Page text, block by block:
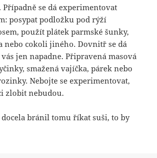
se dá experimentovat
posypat podložku pod rýží
použít plátek parmské šunky,
nebo cokoli jiného. Dovnitř se dá
jen napadne. Připravená masová
smažená vajíčka, párek nebo
Nebojte se experimentovat,
zlobit nebudou.
docela bránil tomu říkat suši, to by